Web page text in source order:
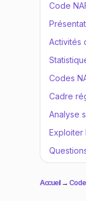
Code
Activités
Codes
Cadre
Analyse
Accueil→